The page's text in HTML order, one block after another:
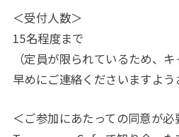
＜受付人数＞
15名程度まで
（定員が限られているため、
早めにご連絡くださいますよう
＜ご参加にあたっての同意が必